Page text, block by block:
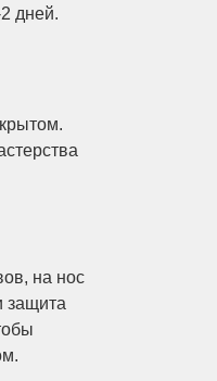
дней.
на нос
защита